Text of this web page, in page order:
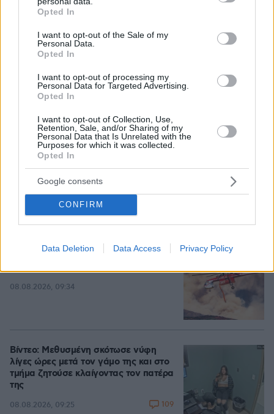
grant or deny consent to Google and its third-party tags to
use your data for below specified purposes in below Google
consent section.
Opted In
I want to opt-out of the Sale of my
Personal Data.
Opted In
I want to opt-out of processing my
Personal Data for Targeted Advertising.
Opted In
I want to opt-out of Collection, Use,
Retention, Sale, and/or Sharing of my
Personal Data that Is Unrelated with the
Purposes for which it was collected.
Opted In
Google consents
CONFIRM
Data Deletion Data Access Privacy Policy
Σε 57χρονη γυναίκα ανήκει η σορός
στον Λυκαβηττό, από πτώση ο
θάνατος
08.08.2026, 15:07 28
Το «σκουλήκι του διαβόλου» που ζει
1,3 χιλιόμετρα κάτω από τη Γη και
αλλάζει όσα γνωρίζαμε για τη ζωή:
κόσμο»
08.08.2026, 08:57
Συνετρίβη πυροσβεστικό ελικόπτερο
ενώ επιχειρούσε σε μεγάλη δασική
πυρκαγιά στη Γιούτα
08.08.2026, 09:34
Βίντεο: Μεθυσμένη σκότωσε νύφη
λίγες ώρες μετά τον γάμο της και στο
τμήμα ζητούσε κλαίγοντας τον πατέρα
της
08.08.2026, 09:25 109